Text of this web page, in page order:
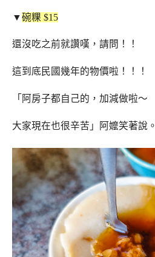
▼碗粿 $15
還沒吃之前就讚嘆，請問！！
這到底民國幾年的物價啦！！！
「阿房子都自己的，加減做啦～
大家現在也很辛苦」阿嬤笑著說。